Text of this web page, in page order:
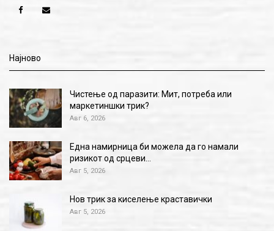
Најново
Чистење од паразити: Мит, потреба или
маркетиншки трик?
Авг 6, 2026
Една намирница би можела да го намали
ризикот од срцеви…
Авг 5, 2026
Нов трик за киселење краставички
Авг 5, 2026